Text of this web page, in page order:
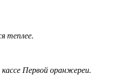
теплее.
Первой оранжереи.